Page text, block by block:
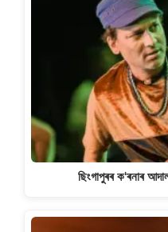
ছিংগাপুৰৰ ক'ৰনাৰ